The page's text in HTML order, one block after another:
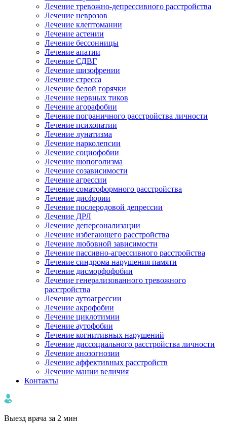
Лечение тревожно-депрессивного расстройства
Лечение неврозов
Лечение клептомании
Лечение астении
Лечение бессонницы
Лечение апатии
Лечение СДВГ
Лечение шизофрении
Лечение стресса
Лечение белой горячки
Лечение нервных тиков
Лечение агорафобии
Лечение пограничного расстройства личности
Лечение психопатии
Лечение лунатизма
Лечение нарколепсии
Лечение социофобии
Лечение шопоголизма
Лечение созависимости
Лечение агрессии
Лечение соматоформного расстройства
Лечение дисфории
Лечение послеродовой депрессии
Лечение ДРЛ
Лечение деперсонализации
Лечение избегающего расстройства
Лечение любовной зависимости
Лечение пассивно-агрессивного расстройства
Лечение синдрома нарушения памяти
Лечение дисморфофобии
Лечение генерализованного тревожного
расстройства
Лечение аутоагрессии
Лечение акрофобии
Лечение циклотимии
Лечение аутофобии
Лечение когнитивных нарушений
Лечение диссоциального расстройства личности
Лечение анозогнозии
Лечение аффективных расстройств
Лечение мании величия
Контакты
Выезд врача за 2 мин